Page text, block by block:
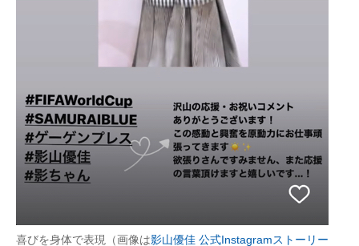
喜びを身体で表現（画像は影山優佳 公式Instagramストーリー